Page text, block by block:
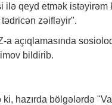
ilə qeyd etmək istəyirəm
zəifləyir".
-a açıqlamasında
bildirib.
ki, hazırda bölgələrdə